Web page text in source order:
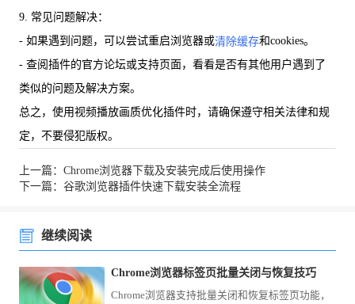
9. 常见问题解决：
- 如果遇到问题，可以尝试重启浏览器或清除缓存和cookies。
- 查阅插件的官方论坛或支持页面，看看是否有其他用户遇到了
类似的问题及解决方案。
总之，使用视频播放画质优化插件时，请确保遵守相关法律和规
定，不要侵犯版权。
上一篇：Chrome浏览器下载及安装完成后使用操作
下一篇：谷歌浏览器插件快速下载安装全流程
继续阅读
Chrome浏览器标签页批量关闭与恢复技巧
Chrome浏览器支持批量关闭和恢复标签页功能，